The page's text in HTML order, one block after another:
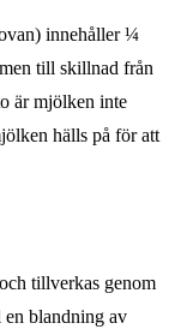
innehåller ¼
till skillnad från
är mjölken inte
hälls på för att
tillverkas genom
en blandning av